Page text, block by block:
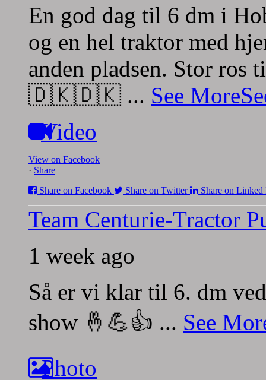
En god dag til 6 dm i
og en hel traktor med
anden pladsen. Stor ros
🇩🇰🇩🇰 ... See More
Video
View on Facebook
· Share
Share on Facebook
Share on Twitter Share on Linked
Team Centurie-Tractor
1 week ago
Så er vi klar til 6. dm
show 🤞💪👍 ... See
Photo